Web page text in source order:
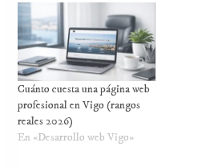
Cuánto cuesta una página web
profesional en Vigo (rangos
reales 2026)
En «Desarrollo web Vigo»